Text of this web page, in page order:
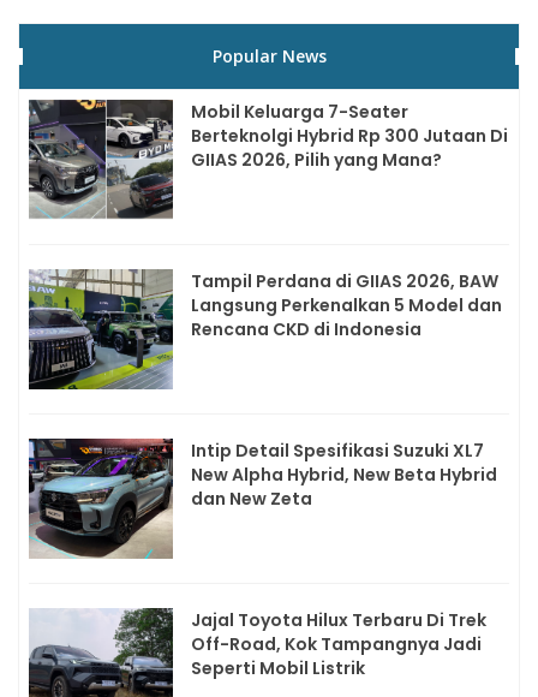
Popular News
Mobil Keluarga 7-Seater
Berteknolgi Hybrid Rp 300 Jutaan Di
GIIAS 2026, Pilih yang Mana?
Tampil Perdana di GIIAS 2026, BAW
Langsung Perkenalkan 5 Model dan
Rencana CKD di Indonesia
Intip Detail Spesifikasi Suzuki XL7
New Alpha Hybrid, New Beta Hybrid
dan New Zeta
Jajal Toyota Hilux Terbaru Di Trek
Off-Road, Kok Tampangnya Jadi
Seperti Mobil Listrik